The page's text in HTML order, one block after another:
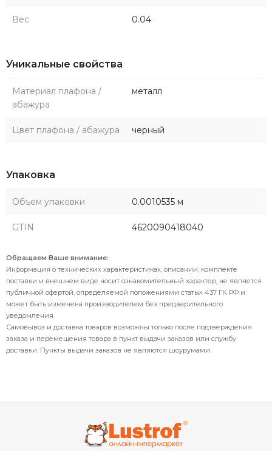
Вес 0.04
Уникальные свойства
Материал плафона /
абажура
металл
Цвет плафона / абажура черный
Упаковка
Объем упаковки 0.0010535 м
GTIN 4620090418040
Обращаем Ваше внимание:
Информация о технических характеристиках, описании, комплекте
поставки и внешнем виде носит ознакомительный характер, не является
публичной офертой, определяемой положениями статьи 437 ГК РФ и
может быть изменена производителем без предварительного
уведомления.
Самовывоз и доставка товаров возможны только после подтверждения
заказа и перемещения товара в пункт выдачи заказов или службу
доставки. Пункты выдачи заказов не являются шоурумами.